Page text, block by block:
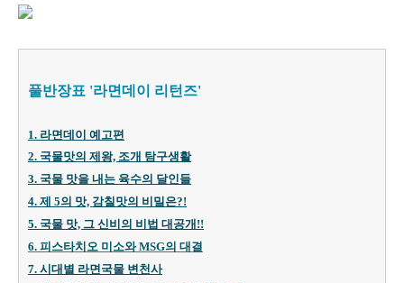
풀반장표 '라면데이 리턴즈'
1. 라면데이 예고편
2. 국물맛의 제왕, 조개 탐구생활
3. 국물 맛을 내는 육수의 달인들
4. 제 5의 맛, 감칠맛의 비밀은?!
5. 국물 맛, 그 신비의 비법 대 공개!!
6. 피스타치오 미소와 MSG의 대결
7. 시대별 라면국물 변천사